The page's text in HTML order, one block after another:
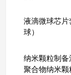
液滴微球芯
球）
纳米颗粒制
聚合物纳米